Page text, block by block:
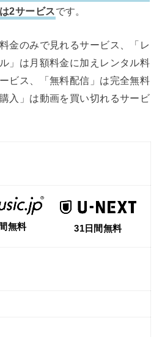
2サービスです。
金のみで見れるサービス、「レ
」は月額料金に加えレンタル料
ビス、「無料配信」は完全無料
入」は動画を買い切れるサービ
無料
31日間無料